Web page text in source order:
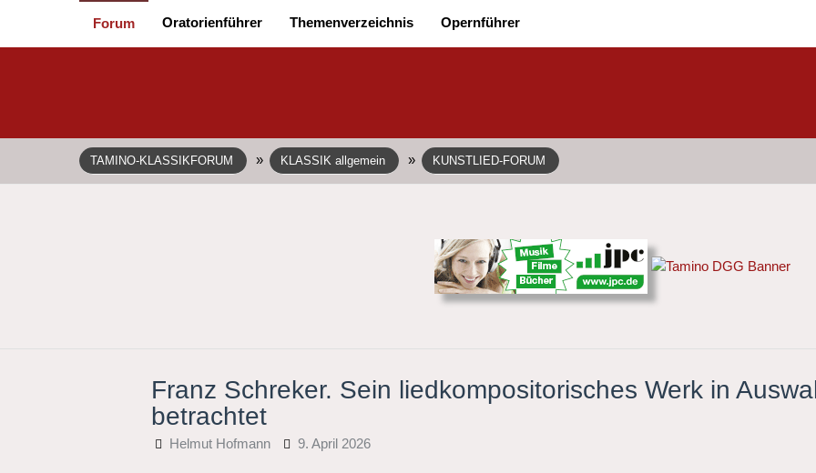
Forum Oratorienführer Themenverzeichnis Opernführer
TAMINO-KLASSIKFORUM » KLASSIK allgemein » KUNSTLIED-FORUM
Franz Schreker. Sein liedkompositorisches Werk in
betrachtet
Helmut Hofmann 9. April 2026